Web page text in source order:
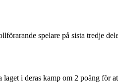
spelare på sista tredje
i deras kamp om 2 poäng för